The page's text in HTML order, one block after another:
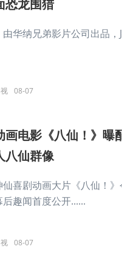
恐龙围猎
华纳兄弟影片公司出品，
08-07
画电影《八仙！》曝
八仙群像
仙喜剧动画大片《八仙！
后趣闻首度公开......
08-07